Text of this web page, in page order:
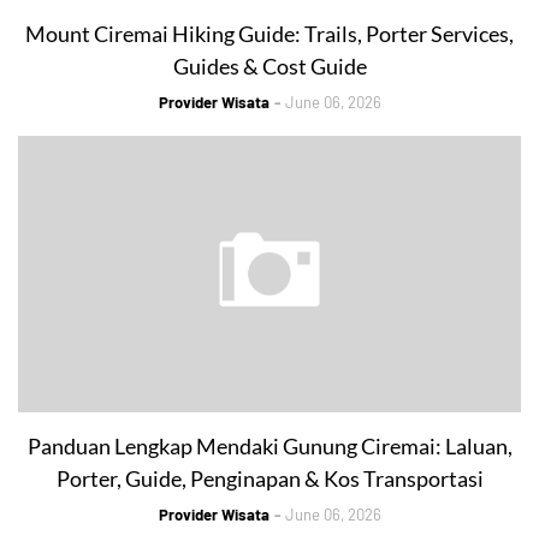
Mount Ciremai Hiking Guide: Trails, Porter Services,
Guides & Cost Guide
Provider Wisata June 06, 2026
Panduan Lengkap Mendaki Gunung Ciremai: Laluan,
Porter, Guide, Penginapan & Kos Transportasi
Provider Wisata June 06, 2026